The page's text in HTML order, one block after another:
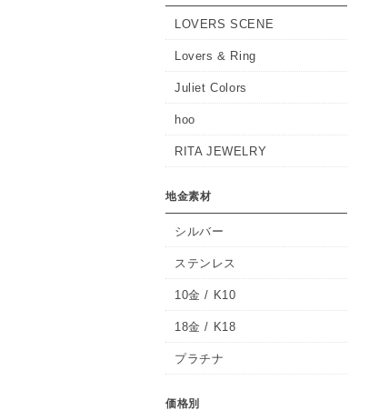
LOVERS SCENE
Lovers & Ring
Juliet Colors
hoo
RITA JEWELRY
地金素材
シルバー
ステンレス
10金 / K10
18金 / K18
プラチナ
価格別